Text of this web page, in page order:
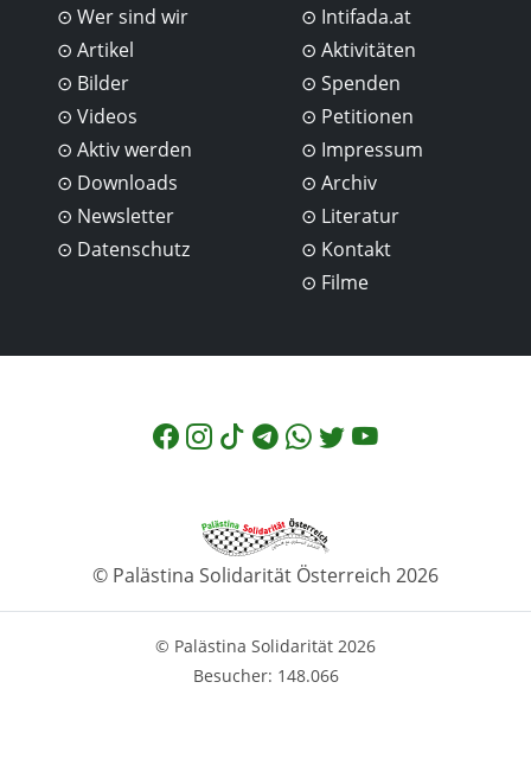
Wer sind wir
Artikel
Bilder
Videos
Intifada.at
Aktivitäten
Spenden
Petitionen
Aktiv werden
Downloads
Newsletter
Datenschutz
Impressum
Archiv
Literatur
Kontakt
Filme
© Palästina Solidarität Österreich 2026
© Palästina Solidarität 2026
Besucher: 148.066